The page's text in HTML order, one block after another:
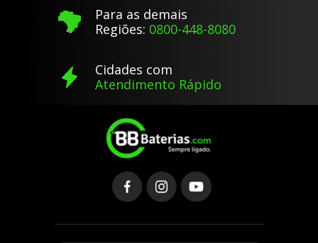
Para as demais
Regiões: 0800-448-8080
Cidades com
Atendimento Rápido